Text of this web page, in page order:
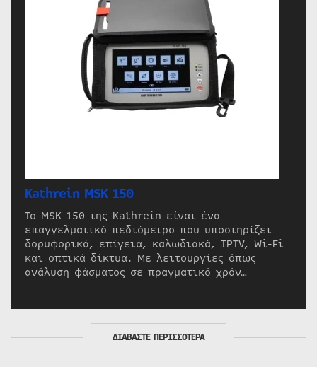
Kathrein MSK 150
Το MSK 150 της Kathrein είναι ένα
επαγγελματικό πεδιόμετρο που υποστηρίζει
δορυφορικά, επίγεια, καλωδιακά, IPTV, Wi-Fi
και οπτικά δίκτυα. Με λειτουργίες όπως
ανάλυση φάσματος σε πραγματικό χρόν…
ΔΙΑΒΑΣΤΕ ΠΕΡΙΣΣΟΤΕΡΑ